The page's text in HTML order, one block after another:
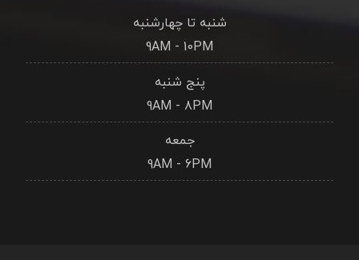
شنبه تا چهارشنبه
9AM - 10PM
پنج شنبه
9AM - 8PM
جمعه
9AM - 6PM